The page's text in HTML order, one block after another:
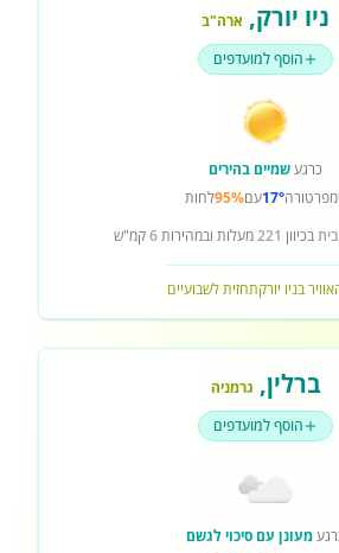
ניו יורק, ארה"ב
הוסף למועדפים
כרגעשמיים בהירים
17°עם95%לחות
בכיוון 221מעלות ובמהירות6קמ"ש
בניו יורקתחזית לשבועיים
ברלין, גרמניה
הוסף למועדפים
מעונן עם סיכוי לגשם